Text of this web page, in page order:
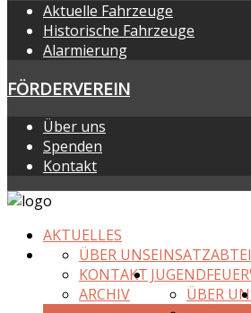
Aktuelle Fahrzeuge
Historische Fahrzeuge
Alarmierung
FÖRDERVEREIN
Über uns
Spenden
Kontakt
AKTUELLES
ÜBER UNS
KONTAKT
ARCHIV
ÜBER